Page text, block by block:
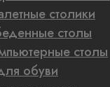
столики
столы
столы
обуви